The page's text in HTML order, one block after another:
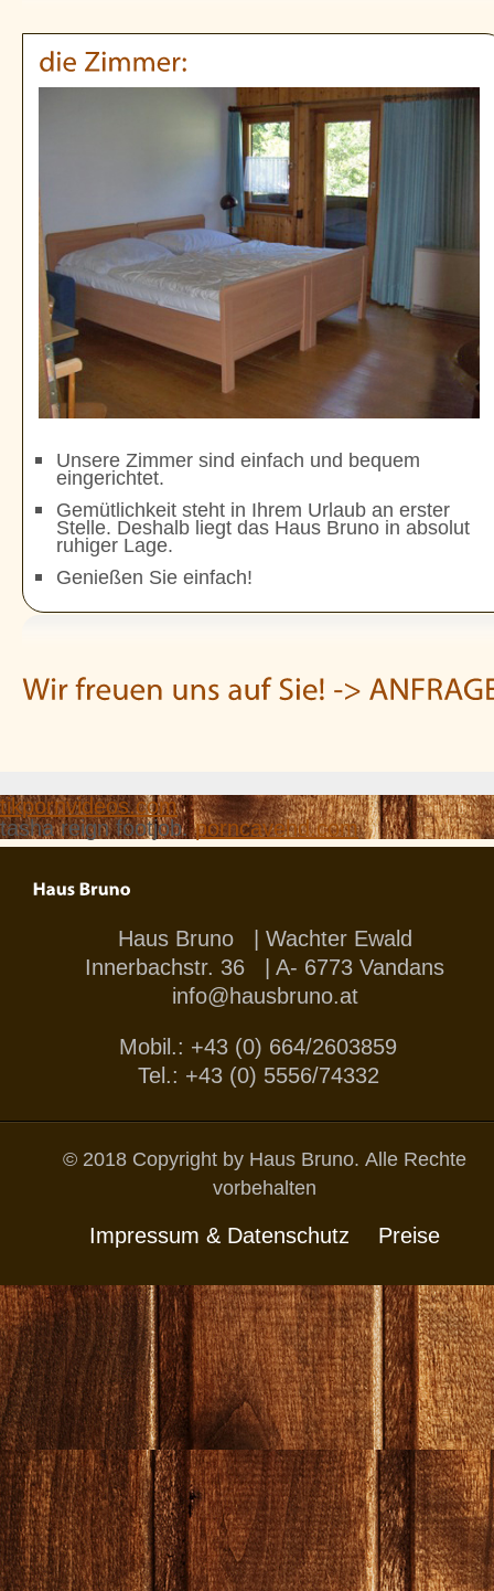
Unsere Zimmer sind einfach und bequem
eingerichtet.
Gemütlichkeit steht in Ihrem Urlaub an erster
Stelle. Deshalb liegt das Haus Bruno in absolut
ruhiger Lage.
Genießen Sie einfach!
tikpornvideos.com
tasha reign footjob.porncavehd.com
Haus Bruno | Wachter Ewald
Innerbachstr. 36 | A- 6773 Vandans
info@hausbruno.at
Mobil.: +43 (0) 664/2603859
Tel.: +43 (0) 5556/74332
© 2018 Copyright by Haus Bruno. Alle Rechte
vorbehalten
Impressum & Datenschutz Preise